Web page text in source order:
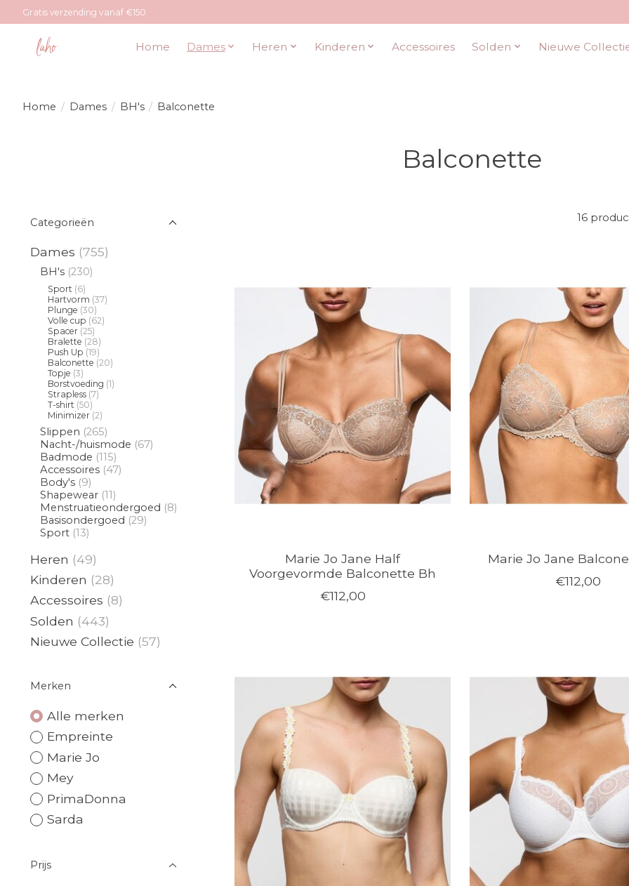
Gratis verzending vanaf €150
Home Dames Heren Kinderen Accessoires Solden Nieuwe
Home / Dames / BH's / Balconette
Balconette
Categorieën
Dames (755)
BH's (230)
Sport (6)
Hartvorm (37)
Plunge (30)
Volle cup (62)
Spacer (25)
Bralette (28)
Push Up (19)
Balconette (20)
Topje (3)
Borstvoeding (1)
Strapless (7)
T-shirt (50)
Minimizer (2)
Slippen (265)
Nacht-/huismode (67)
Badmode (115)
Accessoires (47)
Body's (9)
Shapewear (11)
Menstruatieondergoed (8)
Basisondergoed (29)
Sport (13)
Heren (49)
Kinderen (28)
Accessoires (8)
Solden (443)
Nieuwe Collectie (57)
Merken
Alle merken
Empreinte
Marie Jo
Mey
PrimaDonna
Sarda
Prijs
16
Marie Jo Jane Half
Voorgevormde Balconette Bh
€112,00
Marie Jo Jane
€112,00